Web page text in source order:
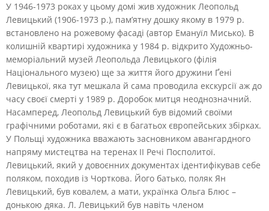
У 1946-1973 роках у цьому домі жив художник Леопольд
Левицький (1906-1973 р.), пам’ятну дошку якому в 1979 р.
встановлено на рожевому фасаді (автор Емануїл Мисько). В
колишній квартирі художника у 1984 р. відкрито Художньо-
меморіальний музей Леопольда Левицького (філія
Національного музею) ще за життя його дружини Ґені
Левицької, яка тут мешкала й сама проводила екскурсії аж до
часу своєї смерті у 1989 р. Доробок митця неоднозначний.
Насамперед, Леопольд Левицький був відомий своїми
графічними роботами, які є в багатьох європейських збірках.
У Польщі художника вважають засновником авангардного
напряму мистецтва на теренах ІІ Речі Посполитої.
Левицький, який у довоєнних документах ідентифікував себе
поляком, походив із Чорткова. Його батько, поляк Ян
Левицький, був ковалем, а мати, українка Ольга Блюс –
донькою дяка. Л. Левицький був навіть членом